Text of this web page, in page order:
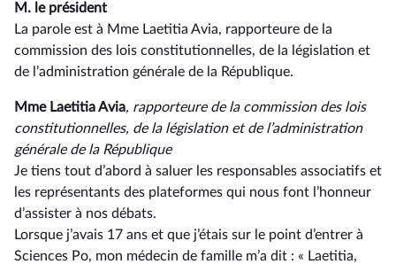
M. le président
La parole est à Mme Laetitia Avia, rapporteure de la
commission des lois constitutionnelles, de la législation et
de l’administration générale de la République.
Mme Laetitia Avia, rapporteure de la commission des lois
constitutionnelles, de la législation et de l’administration
générale de la République
Je tiens tout d’abord à saluer les responsables associatifs et
les représentants des plateformes qui nous font l’honneur
d’assister à nos débats.
Lorsque j’avais 17 ans et que j’étais sur le point d’entrer à
Sciences Po, mon médecin de famille m’a dit : « Laetitia,